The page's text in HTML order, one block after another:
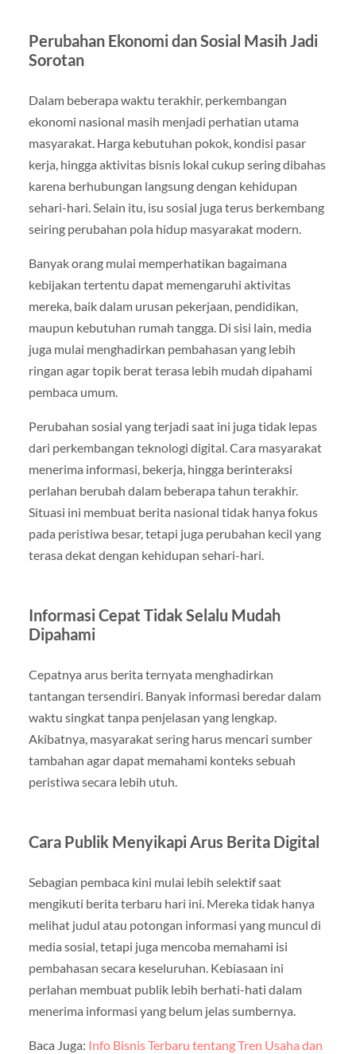
Perubahan Ekonomi dan Sosial Masih Jadi
Sorotan
Dalam beberapa waktu terakhir, perkembangan
ekonomi nasional masih menjadi perhatian utama
masyarakat. Harga kebutuhan pokok, kondisi pasar
kerja, hingga aktivitas bisnis lokal cukup sering dibahas
karena berhubungan langsung dengan kehidupan
sehari-hari. Selain itu, isu sosial juga terus berkembang
seiring perubahan pola hidup masyarakat modern.
Banyak orang mulai memperhatikan bagaimana
kebijakan tertentu dapat memengaruhi aktivitas
mereka, baik dalam urusan pekerjaan, pendidikan,
maupun kebutuhan rumah tangga. Di sisi lain, media
juga mulai menghadirkan pembahasan yang lebih
ringan agar topik berat terasa lebih mudah dipahami
pembaca umum.
Perubahan sosial yang terjadi saat ini juga tidak lepas
dari perkembangan teknologi digital. Cara masyarakat
menerima informasi, bekerja, hingga berinteraksi
perlahan berubah dalam beberapa tahun terakhir.
Situasi ini membuat berita nasional tidak hanya fokus
pada peristiwa besar, tetapi juga perubahan kecil yang
terasa dekat dengan kehidupan sehari-hari.
Informasi Cepat Tidak Selalu Mudah
Dipahami
Cepatnya arus berita ternyata menghadirkan
tantangan tersendiri. Banyak informasi beredar dalam
waktu singkat tanpa penjelasan yang lengkap.
Akibatnya, masyarakat sering harus mencari sumber
tambahan agar dapat memahami konteks sebuah
peristiwa secara lebih utuh.
Cara Publik Menyikapi Arus Berita Digital
Sebagian pembaca kini mulai lebih selektif saat
mengikuti berita terbaru hari ini. Mereka tidak hanya
melihat judul atau potongan informasi yang muncul di
media sosial, tetapi juga mencoba memahami isi
pembahasan secara keseluruhan. Kebiasaan ini
perlahan membuat publik lebih berhati-hati dalam
menerima informasi yang belum jelas sumbernya.
Baca Juga: Info Bisnis Terbaru tentang Tren Usaha dan